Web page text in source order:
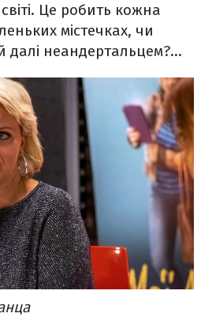
Це робить кожна
містечках, чи
далі неандертальцем?...